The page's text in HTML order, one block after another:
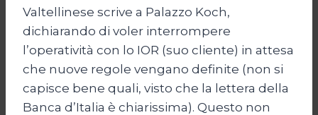
Valtellinese scrive a Palazzo Koch,
dichiarando di voler interrompere
l’operatività con lo IOR (suo cliente) in attesa
che nuove regole vengano definite (non si
capisce bene quali, visto che la lettera della
Banca d’Italia è chiarissima). Questo non